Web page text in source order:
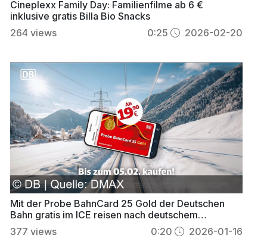
Cineplexx Family Day: Familienfilme ab 6 €
inklusive gratis Billa Bio Snacks
264 views 0:25 2026-02-20
Mit der Probe BahnCard 25 Gold der Deutschen
Bahn gratis im ICE reisen nach deutschem
Winterspiel-Gold
377 views 0:20 2026-01-16